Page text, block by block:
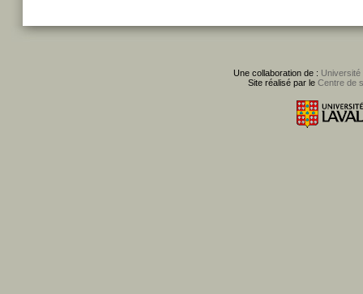
Une collaboration de : Université
Site réalisé par le Centre de